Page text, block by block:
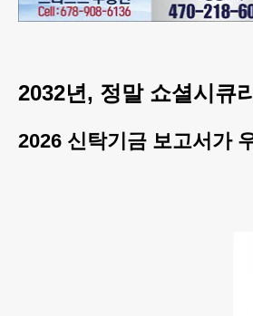
2032년, 정말 쇼셜시큐
2026 신탁기금 보고서가